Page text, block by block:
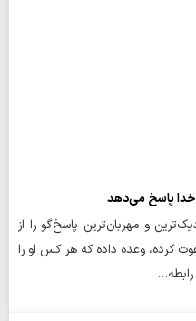
خدا پاسخ می‌دهد
و مهربان‌ترین پاسخ‌گو را از
کرده، وعده داده که هر کس او را